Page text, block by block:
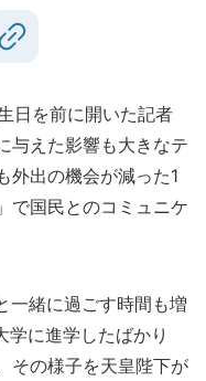
日を前に開いた記者
与えた影響も大きなテ
外出の機会が減った1
で国民とのコミュニケ
一緒に過ごす時間も増
に進学したばかり
その様子を天皇陛下が